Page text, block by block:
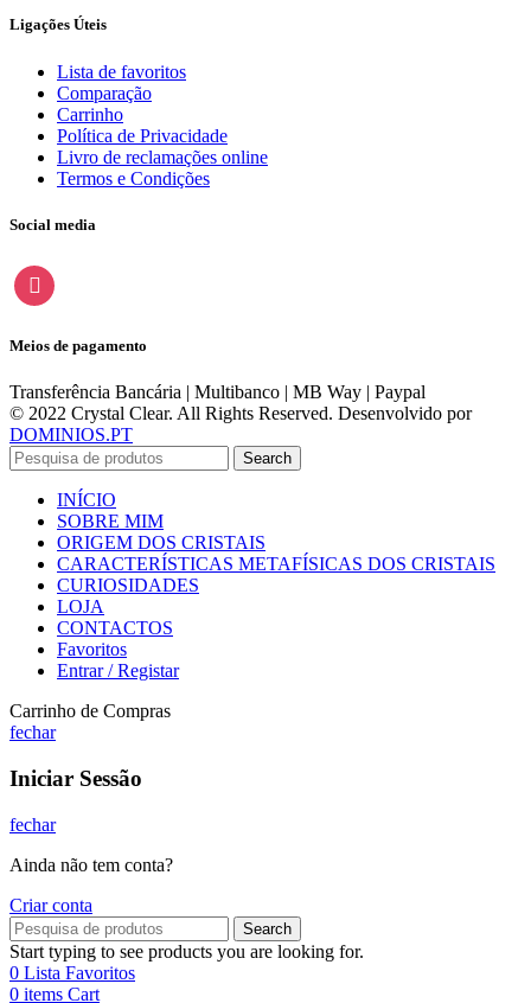
Ligações Úteis
Lista de favoritos
Comparação
Carrinho
Política de Privacidade
Livro de reclamações online
Termos e Condições
Social media
instagram
Meios de pagamento
Transferência Bancária | Multibanco | MB Way | Paypal
© 2022 Crystal Clear. All Rights Reserved. Desenvolvido por
DOMINIOS.PT
Search
INÍCIO
SOBRE MIM
ORIGEM DOS CRISTAIS
CARACTERÍSTICAS METAFÍSICAS DOS CRISTAIS
CURIOSIDADES
LOJA
CONTACTOS
Favoritos
Entrar / Registar
Carrinho de Compras
fechar
Iniciar Sessão
fechar
Ainda não tem conta?
Criar conta
Search
Start typing to see products you are looking for.
0 Lista Favoritos
0 items Cart